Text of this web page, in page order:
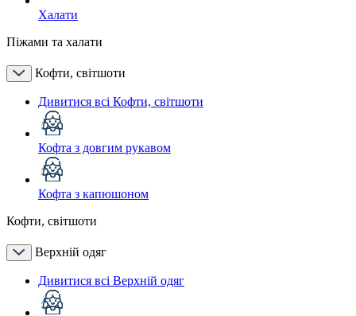
Халати
Піжами та халати
Кофти, світшоти
Дивитися всі Кофти, світшоти
Кофта з довгим рукавом
Кофта з капюшоном
Кофти, світшоти
Верхній одяг
Дивитися всі Верхній одяг